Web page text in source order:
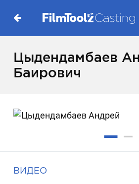
Цыдендамбаев
Баирович
ВИДЕО